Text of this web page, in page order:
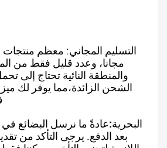
التسليم المجاني: معظم منتجات
مجانا، وعدد قليل فقط من
والمنطقة النائية تحتاج إلى
الشحن الزائدة،مما يوفر لك
البحرية:
بعد الدفع. يرجى التأكد من